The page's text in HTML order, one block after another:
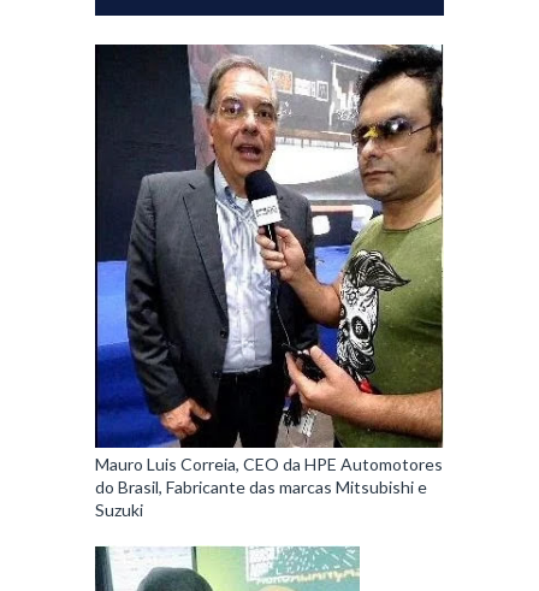
Mauro Luis Correia, CEO da HPE Automotores
do Brasil, Fabricante das marcas Mitsubishi e
Suzuki